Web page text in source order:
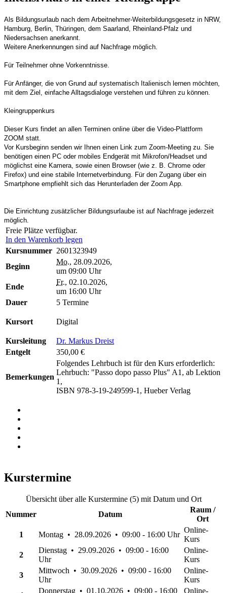
Als Bildungsurlaub nach dem Arbeitnehmer-Weiterbildungsgesetz in NRW,
Hamburg, Berlin, Thüringen, dem Saarland, Rheinland-Pfalz und
Niedersachsen anerkannt.
Weitere Anerkennungen sind auf Nachfrage möglich.
Für Teilnehmer ohne Vorkenntnisse.
Für Anfänger, die von Grund auf systematisch Italienisch lernen möchten,
mit dem Ziel, einfache Alltagsdialoge verstehen und führen zu können.
Kleingruppenkurs
Dieser Kurs findet an allen Terminen online über die Video-Plattform
ZOOM statt.
Vor Kursbeginn senden wir Ihnen einen Link zum Zoom-Meeting zu. Sie
benötigen einen PC oder mobiles Endgerät mit Mikrofon/Headset und
möglichst eine Kamera, sowie einen Browser (wie z. B. Chrome oder
Firefox) und eine stabile Internetverbindung. Für den Zugang über ein
Smartphone empfiehlt sich das Herunterladen der Zoom App.
Die Einrichtung zusätzlicher Bildungsurlaube ist auf Nachfrage jederzeit
möglich.
Freie Plätze verfügbar.
In den Warenkorb legen
Kursnummer 2601323949
Beginn
Mo., 28.09.2026,
um 09:00 Uhr
Ende
Fr., 02.10.2026,
um 16:00 Uhr
Dauer
5 Termine
Kursort Digital
Kursleitung
Dr. Markus Dreist
Entgelt
350,00 €
Bemerkungen
Folgendes Lehrbuch ist für den Kurs erforderlich:
Lehrbuch: "Passo dopo passo Plus" A1, ab Lektion
1,
ISBN 978-3-19-249599-1, Hueber Verlag
Kurstermine
Übersicht über alle Kurstermine (5) mit Datum und Ort
Nummer
Datum
Raum /
Ort
1
Montag • 28.09.2026 • 09:00 - 16:00 Uhr
Online-
Kurs
2
Dienstag • 29.09.2026 • 09:00 - 16:00
Uhr
Online-
Kurs
3
Mittwoch • 30.09.2026 • 09:00 - 16:00
Uhr
Online-
Kurs
Donnerstag • 01.10.2026 • 09:00 - 16:00
Online-